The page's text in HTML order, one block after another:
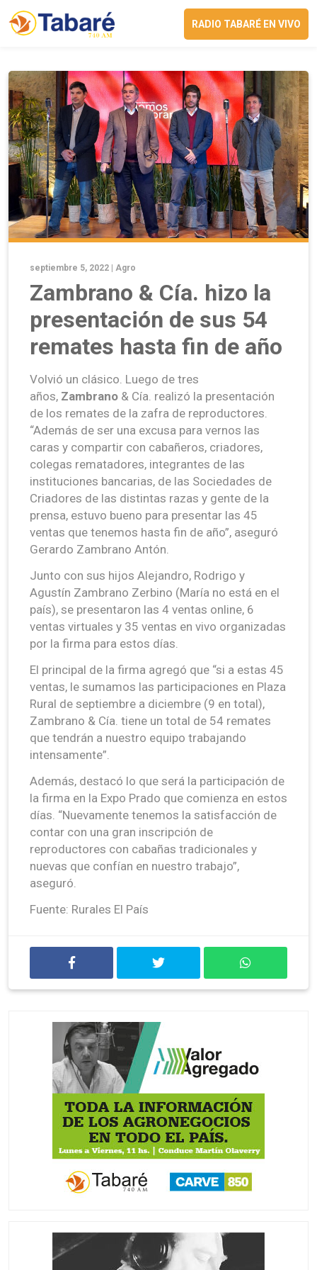
RADIO TABARÉ EN VIVO
septiembre 5, 2022 | Agro
Zambrano & Cía. hizo la
presentación de sus 54
remates hasta fin de año
Volvió un clásico. Luego de tres
años, Zambrano & Cía. realizó la presentación
de los remates de la zafra de reproductores.
“Además de ser una excusa para vernos las
caras y compartir con cabañeros, criadores,
colegas rematadores, integrantes de las
instituciones bancarias, de las Sociedades de
Criadores de las distintas razas y gente de la
prensa, estuvo bueno para presentar las 45
ventas que tenemos hasta fin de año”, aseguró
Gerardo Zambrano Antón.
Junto con sus hijos Alejandro, Rodrigo y
Agustín Zambrano Zerbino (María no está en el
país), se presentaron las 4 ventas online, 6
ventas virtuales y 35 ventas en vivo organizadas
por la firma para estos días.
El principal de la firma agregó que “si a estas 45
ventas, le sumamos las participaciones en Plaza
Rural de septiembre a diciembre (9 en total),
Zambrano & Cía. tiene un total de 54 remates
que tendrán a nuestro equipo trabajando
intensamente”.
Además, destacó lo que será la participación de
la firma en la Expo Prado que comienza en estos
días. “Nuevamente tenemos la satisfacción de
contar con una gran inscripción de
reproductores con cabañas tradicionales y
nuevas que confían en nuestro trabajo”,
aseguró.
Fuente: Rurales El País